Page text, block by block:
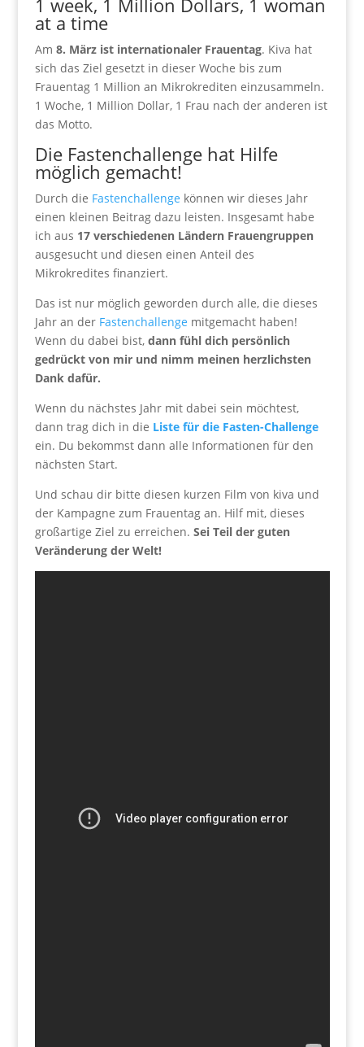
1 week, 1 Million Dollars, 1 woman
at a time
Am 8. März ist internationaler Frauentag. Kiva hat
sich das Ziel gesetzt in dieser Woche bis zum
Frauentag 1 Million an Mikrokrediten einzusammeln.
1 Woche, 1 Million Dollar, 1 Frau nach der anderen ist
das Motto.
Die Fastenchallenge hat Hilfe
möglich gemacht!
Durch die Fastenchallenge können wir dieses Jahr
einen kleinen Beitrag dazu leisten. Insgesamt habe
ich aus 17 verschiedenen Ländern Frauengruppen
ausgesucht und diesen einen Anteil des
Mikrokredites finanziert.
Das ist nur möglich geworden durch alle, die dieses
Jahr an der Fastenchallenge mitgemacht haben!
Wenn du dabei bist, dann fühl dich persönlich
gedrückt von mir und nimm meinen herzlichsten
Dank dafür.
Wenn du nächstes Jahr mit dabei sein möchtest,
dann trag dich in die Liste für die Fasten-Challenge
ein. Du bekommst dann alle Informationen für den
nächsten Start.
Und schau dir bitte diesen kurzen Film von kiva und
der Kampagne zum Frauentag an. Hilf mit, dieses
großartige Ziel zu erreichen. Sei Teil der guten
Veränderung der Welt!